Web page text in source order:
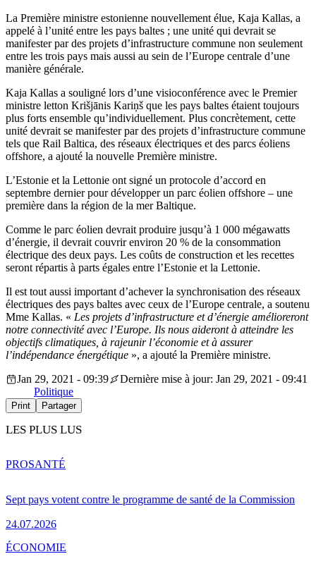
La Première ministre estonienne nouvellement élue, Kaja Kallas, a
appelé à l’unité entre les pays baltes ; une unité qui devrait se
manifester par des projets d’infrastructure commune non seulement
entre les trois pays mais aussi au sein de l’Europe centrale d’une
manière générale.
Kaja Kallas a souligné lors d’une visioconférence avec le Premier
ministre letton Krišjānis Kariņš que les pays baltes étaient toujours
plus forts ensemble qu’individuellement. Plus concrètement, cette
unité devrait se manifester par des projets d’infrastructure commune
tels que Rail Baltica, des réseaux électriques et des parcs éoliens
offshore, a ajouté la nouvelle Première ministre.
L’Estonie et la Lettonie ont signé un protocole d’accord en
septembre dernier pour développer un parc éolien offshore – une
première dans la région de la mer Baltique.
Comme le parc éolien devrait produire jusqu’à 1 000 mégawatts
d’énergie, il devrait couvrir environ 20 % de la consommation
électrique des deux pays. Les coûts de construction et les recettes
seront répartis à parts égales entre l’Estonie et la Lettonie.
Il est tout aussi important d’achever la synchronisation des réseaux
électriques des pays baltes avec ceux de l’Europe centrale, a soutenu
Mme Kallas. « Les projets d’infrastructure et d’énergie amélioreront
notre connectivité avec l’Europe. Ils nous aideront à atteindre les
objectifs climatiques, à rajeunir l’économie et à assurer
l’indépendance énergétique », a ajouté la Première ministre.
Jan 29, 2021 - 09:39
Dernière mise à jour: Jan 29, 2021 - 09:41
Politique
Print Partager
LES PLUS LUS
Sept pays votent contre le programme de santé de la Commission
24.07.2026
PROSANTÉ
ÉCONOMIE